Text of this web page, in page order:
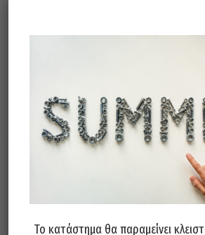
Σχετικά προϊόντα
Το κατάστημα θα παραμείνει